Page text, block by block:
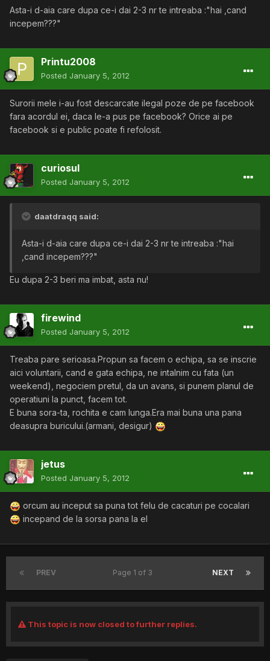
Asta-i d-aia care dupa ce-i dai 2-3 nr te intreaba :"hai ,cand
incepem???"
Printu2008
Posted January 5, 2012
Surorii mele i-au fost descarcate ilegal poze de pe facebook
fara acordul ei, daca le-a pus pe facebook? Orice ai pe
facebook si e public poate fi refolosit.
curiosul
Posted January 5, 2012
daatdraqq said:
Asta-i d-aia care dupa ce-i dai 2-3 nr te intreaba :"hai
,cand incepem???"
Eu dupa 2-3 beri ma imbat, asta nu!
firewind
Posted January 5, 2012
Treaba pare serioasa.Propun sa facem o echipa, sa se inscrie
aici voluntarii, cand e gata echipa, ne intalnim cu fata (un
weekend), negociem pretul, da un avans, si punem planul de
operatiuni la punct, facem tot.
E buna sora-ta, rochita e cam lunga.Era mai buna una pana
deasupra buricului.(armani, desigur)
jetus
Posted January 5, 2012
orcum au inceput sa puna tot felu de cacaturi pe cocalari
incepand de la sorsa pana la el
PREV NEXT
Page 1 of 3
This topic is now closed to further replies.